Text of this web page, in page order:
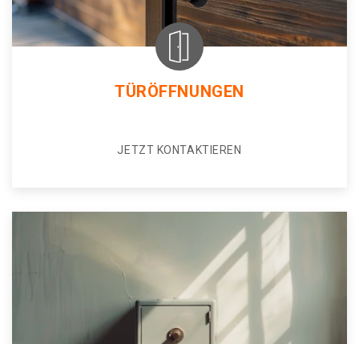
TÜRÖFFNUNGEN
JETZT KONTAKTIEREN